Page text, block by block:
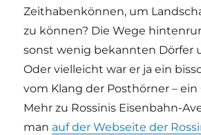
Zeithabenkönnen, um
zu können? Die Wege
sonst wenig bekannten Dörfer
Oder vielleicht war er ja ein
vom Klang der Posthörner – ein
Mehr zu Rossinis Eisenbahn-
man auf der Webseite der